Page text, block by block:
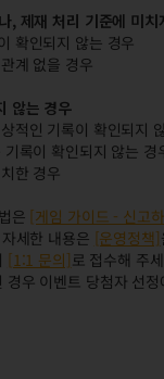
, 제재 처리 기준에 미치
확인되지 않는 경우
계 없을 경우
않는 경우
적인 기록이 확인되지
록이 확인되지 않는 경
한 경우
은 [게임 가이드 - 신고
세한 내용은 [운영정책]
[1:1 문의] 로 접수해 주
우 이벤트 당첨자 선